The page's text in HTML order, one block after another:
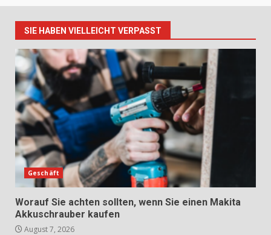
SIE HABEN VIELLEICHT VERPASST
Geschäft
Worauf Sie achten sollten, wenn Sie einen Makita
Akkuschrauber kaufen
August 7, 2026